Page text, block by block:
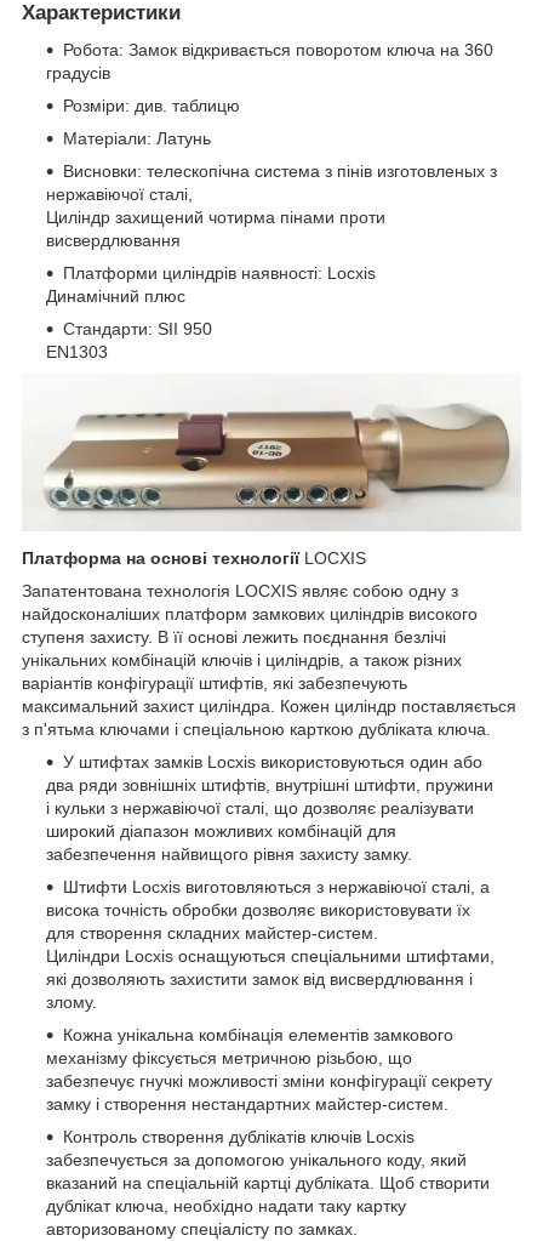
Характеристики
Робота: Замок відкривається поворотом ключа на 360
градусів
Розміри: див. таблицю
Матеріали: Латунь
Висновки: телескопічна система з пінів изготовленых з
нержавіючої сталі,
Циліндр захищений чотирма пінами проти
висвердлювання
Платформи циліндрів наявності: Locxis
Динамічний плюс
Стандарти: SII 950
EN1303
Платформа на основі технології LOCXIS
Запатентована технологія LOCXIS являє собою одну з
найдосконаліших платформ замкових циліндрів високого
ступеня захисту. В її основі лежить поєднання безлічі
унікальних комбінацій ключів і циліндрів, а також різних
варіантів конфігурації штифтів, які забезпечують
максимальний захист циліндра. Кожен циліндр поставляється
з п'ятьма ключами і спеціальною карткою дубліката ключа.
У штифтах замків Locxis використовуються один або
два ряди зовнішніх штифтів, внутрішні штифти, пружини
і кульки з нержавіючої сталі, що дозволяє реалізувати
широкий діапазон можливих комбінацій для
забезпечення найвищого рівня захисту замку.
Штифти Locxis виготовляються з нержавіючої сталі, а
висока точність обробки дозволяє використовувати їх
для створення складних майстер-систем.
Циліндри Locxis оснащуються спеціальними штифтами,
які дозволяють захистити замок від висвердлювання і
злому.
Кожна унікальна комбінація елементів замкового
механізму фіксується метричною різьбою, що
забезпечує гнучкі можливості зміни конфігурації секрету
замку і створення нестандартних майстер-систем.
Контроль створення дублікатів ключів Locxis
забезпечується за допомогою унікального коду, який
вказаний на спеціальній картці дубліката. Щоб створити
дублікат ключа, необхідно надати таку картку
авторизованому спеціалісту по замках.